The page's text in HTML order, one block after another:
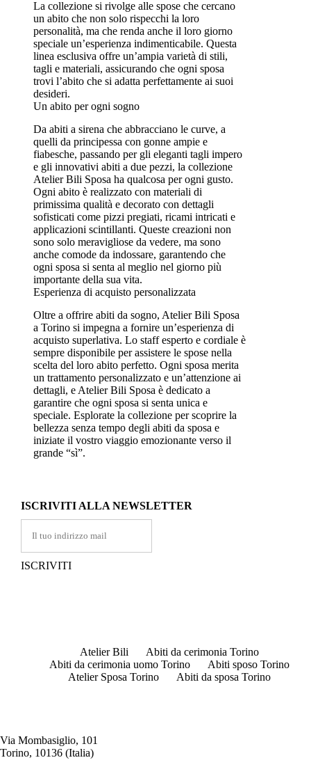
La collezione si rivolge alle spose che cercano
un abito che non solo rispecchi la loro
personalità, ma che renda anche il loro giorno
speciale un’esperienza indimenticabile. Questa
linea esclusiva offre un’ampia varietà di stili,
tagli e materiali, assicurando che ogni sposa
trovi l’abito che si adatta perfettamente ai suoi
desideri.
Un abito per ogni sogno
Da abiti a sirena che abbracciano le curve, a
quelli da principessa con gonne ampie e
fiabesche, passando per gli eleganti tagli impero
e gli innovativi abiti a due pezzi, la collezione
Atelier Bili Sposa ha qualcosa per ogni gusto.
Ogni abito è realizzato con materiali di
primissima qualità e decorato con dettagli
sofisticati come pizzi pregiati, ricami intricati e
applicazioni scintillanti. Queste creazioni non
sono solo meravigliose da vedere, ma sono
anche comode da indossare, garantendo che
ogni sposa si senta al meglio nel giorno più
importante della sua vita.
Esperienza di acquisto personalizzata
Oltre a offrire abiti da sogno, Atelier Bili Sposa
a Torino si impegna a fornire un’esperienza di
acquisto superlativa. Lo staff esperto e cordiale è
sempre disponibile per assistere le spose nella
scelta del loro abito perfetto. Ogni sposa merita
un trattamento personalizzato e un’attenzione ai
dettagli, e Atelier Bili Sposa è dedicato a
garantire che ogni sposa si senta unica e
speciale. Esplorate la collezione per scoprire la
bellezza senza tempo degli abiti da sposa e
iniziate il vostro viaggio emozionante verso il
grande “sì”.
ISCRIVITI ALLA NEWSLETTER
Atelier Bili
Abiti da cerimonia Torino
Abiti da cerimonia uomo Torino
Abiti sposo Torino
Atelier Sposa Torino
Abiti da sposa Torino
Via Mombasiglio, 101
Torino, 10136 (Italia)